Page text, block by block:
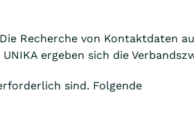
Recherche von Kontaktdaten
ergeben sich die
sind. Folgende